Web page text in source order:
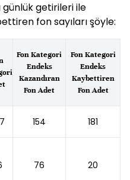
günlük getirileri ile
fon sayıları şöyle:
Fon Kategori
Endeks
Kazandıran
Fon Adet
Fon Kategori
Endeks
Kaybettiren
Fon Adet
154 181
76 20